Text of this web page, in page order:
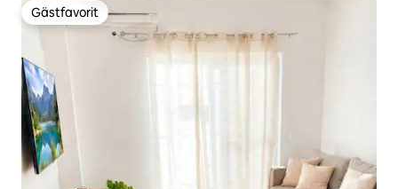
Gästfavorit
Gästfavorit